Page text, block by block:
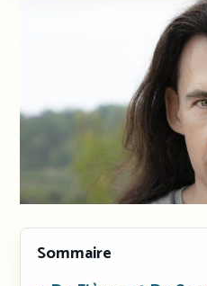
Sommaire